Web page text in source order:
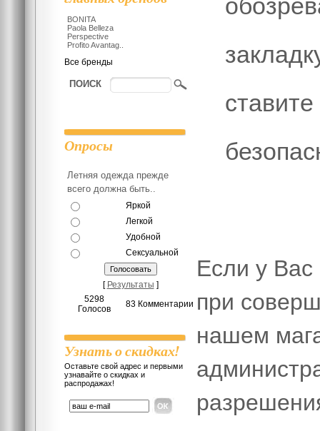
BONITA
Paola Belleza
Perspective
Profito Avantag..
Все бренды
ПОИСК
Опросы
Летняя одежда прежде
всего должна быть..
Яркой
Легкой
Удобной
Сексуальной
[ Результаты ]
5298
Голосов
83 Комментарии
Узнать о скидках!
Оставьте свой адрес и первыми
узнавайте о скидках и
распродажах!
Если у
при
нашем